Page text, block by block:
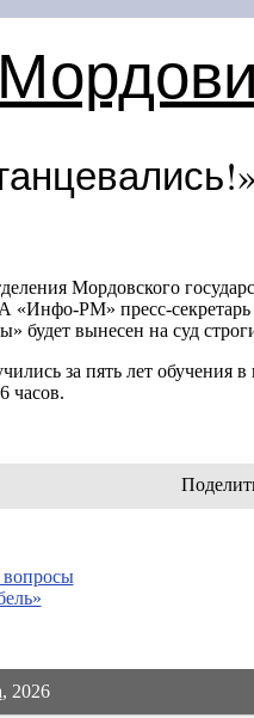
Мордовского
«Инфо-РМ» пресс-
будет вынесен на суд
за пять лет обучения
часов.
вопросы
, 2026